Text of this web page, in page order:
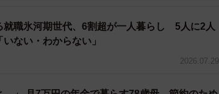
就職氷河期世代、6割超が一人暮らし 5人に2人
ない・わからない」
2026.07.29